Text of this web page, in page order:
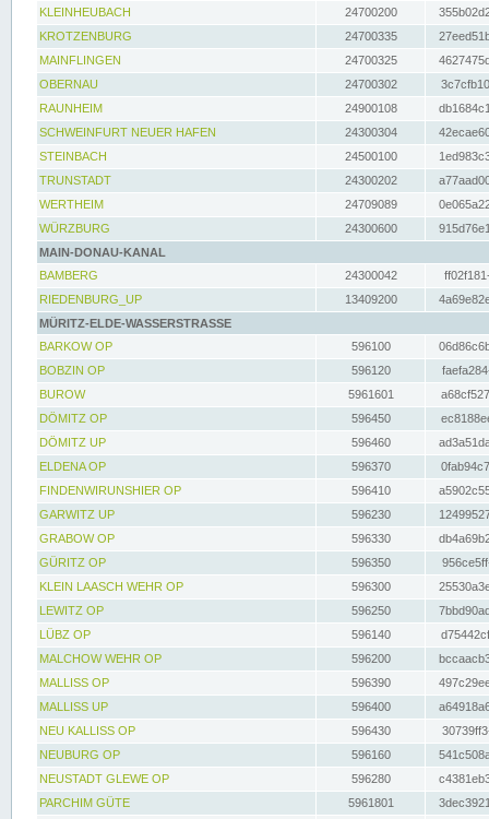
KLEINHEUBACH 24700200
KROTZENBURG
24700335
MAINFLINGEN
24700325
OBERNAU
24700302
RAUNHEIM
24900108
SCHWEINFURT NEUER HAFEN
24300304
STEINBACH
24500100
TRUNSTADT
24300202
WERTHEIM
24709089
WÜRZBURG
24300600
MAIN-DONAU-KANAL
BAMBERG
24300042
RIEDENBURG_UP
13409200
MÜRITZ-ELDE-WASSERSTRASSE
BARKOW OP
596100
BOBZIN OP
596120
BUROW
5961601
DÖMITZ OP
596450
DÖMITZ UP
596460
ELDENA OP
596370
FINDENWIRUNSHIER OP
596410
GARWITZ UP
596230
GRABOW OP
596330
GÜRITZ OP
596350
KLEIN LAASCH WEHR OP
596300
LEWITZ OP
596250
LÜBZ OP
596140
MALCHOW WEHR OP
596200
MALLISS OP
596390
MALLISS UP
596400
NEU KALLISS OP
596430
NEUBURG OP
596160
NEUSTADT GLEWE OP
596280
PARCHIM GÜTE
5961801